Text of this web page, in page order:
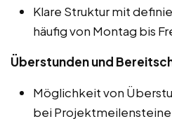
Klare Struktur mit
häufig von Montag bis
Überstunden und
Möglichkeit von
bei